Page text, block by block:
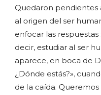
Quedaron pendientes
al origen del ser
enfocar las
decir, estudiar al ser
aparece, en boca de
¿Dónde estás?»,
de la caída.